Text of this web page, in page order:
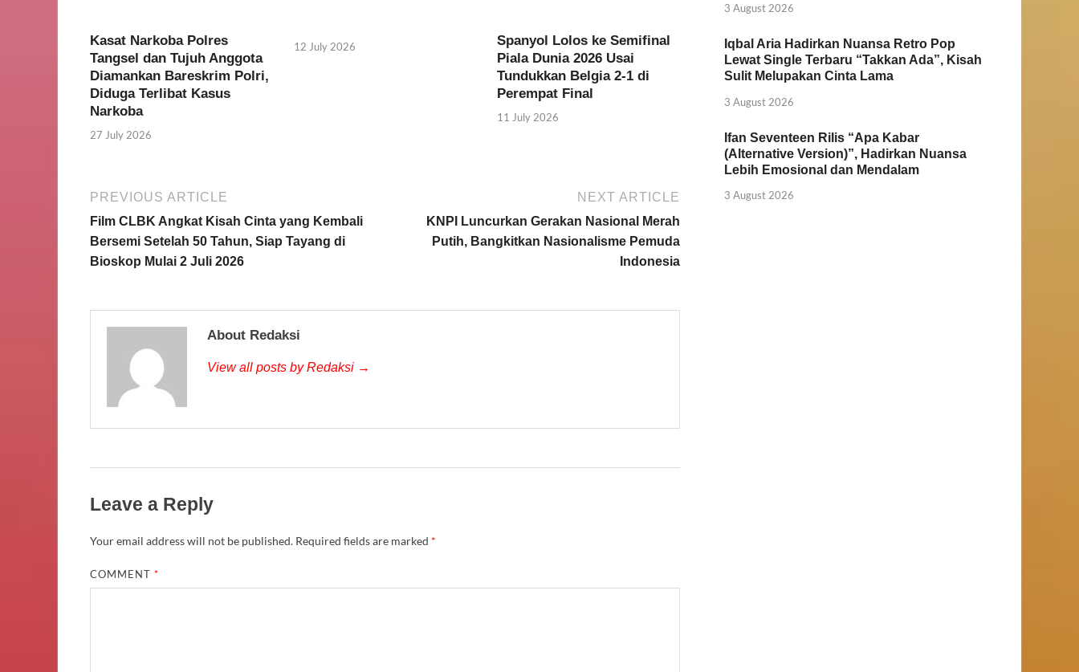
Kasat Narkoba Polres
Tangsel dan Tujuh Anggota
Diamankan Bareskrim Polri,
Diduga Terlibat Kasus
Narkoba
27 July 2026
12 July 2026
Spanyol Lolos ke Semifinal
Piala Dunia 2026 Usai
Tundukkan Belgia 2-1 di
Perempat Final
11 July 2026
PREVIOUS ARTICLE
Film CLBK Angkat Kisah Cinta yang Kembali
Bersemi Setelah 50 Tahun, Siap Tayang di
Bioskop Mulai 2 Juli 2026
NEXT ARTICLE
KNPI Luncurkan Gerakan Nasional Merah
Putih, Bangkitkan Nasionalisme Pemuda
Indonesia
About Redaksi
View all posts by Redaksi →
Leave a Reply
Your email address will not be published. Required fields are marked *
COMMENT*
3 August 2026
Iqbal Aria Hadirkan Nuansa Retro Pop
Lewat Single Terbaru “Takkan Ada”, Kisah
Sulit Melupakan Cinta Lama
3 August 2026
Ifan Seventeen Rilis “Apa Kabar
(Alternative Version)”, Hadirkan Nuansa
Lebih Emosional dan Mendalam
3 August 2026